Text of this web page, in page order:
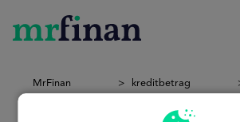
MrFinan kreditbetrag